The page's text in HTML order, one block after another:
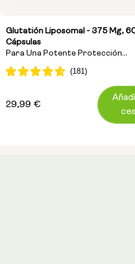
Glutatión Liposomal - 375 Mg,
Cápsulas
Para Una Potente Protección
Antioxidante Y Una
Celular
Precio
29,99 €